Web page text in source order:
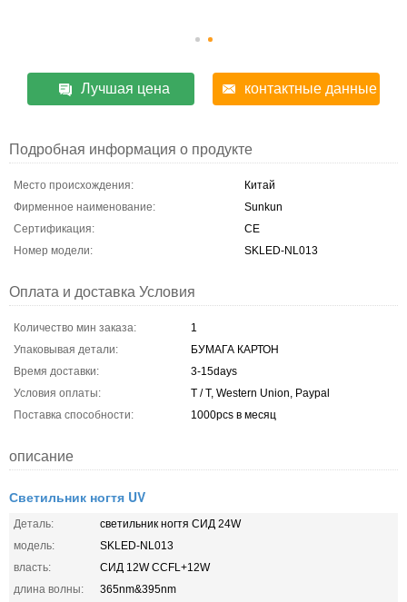
Лучшая цена контактные данные
Подробная информация о продукте
Место происхождения:
Китай
Фирменное наименование:
Sunkun
Сертификация:
CE
Номер модели:
SKLED-NL013
Оплата и доставка Условия
Количество мин заказа:
1
Упаковывая детали:
БУМАГА КАРТОН
Время доставки:
3-15days
Условия оплаты:
T / T, Western Union, Paypal
Поставка способности:
1000pcs в месяц
описание
Светильник ногтя UV
Деталь:
светильник ногтя СИД 24W
модель:
SKLED-NL013
власть:
СИД 12W CCFL+12W
длина волны:
365nm&395nm